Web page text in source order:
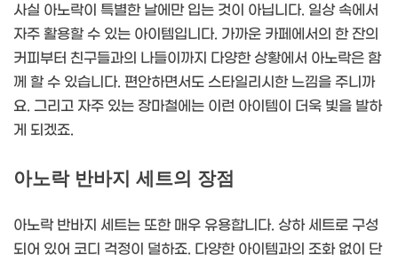
사실 아노락이 특별한 날에만 입는 것이 아닙니다. 일상 속에서
자주 활용할 수 있는 아이템입니다. 가까운 카페에서의 한 잔의
커피부터 친구들과의 나들이까지 다양한 상황에서 아노락은 함
께 할 수 있습니다. 편안하면서도 스타일리시한 느낌을 주니까
요. 그리고 자주 있는 장마철에는 이런 아이템이 더욱 빛을 발하
게 되겠죠.
아노락 반바지 세트의 장점
아노락 반바지 세트는 또한 매우 유용합니다. 상하 세트로 구성
되어 있어 코디 걱정이 덜하죠. 다양한 아이템과의 조화 없이 단